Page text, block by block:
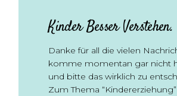
Kinder Besser Verstehen.
Danke für all die vielen
komme momentan gar nicht
und bitte das wirklich zu
Zum Thema